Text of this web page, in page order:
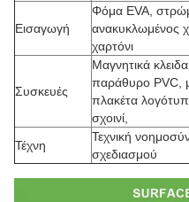
Εισαγωγή
Φόμα EVA,
ανακυκλωμένος
χαρτόνι
Συσκευές
Μαγνητικά
παράθυρο PVC,
πλακέτα
σχοινί,
Τέχνη
Τεχνική
σχεδιασμού